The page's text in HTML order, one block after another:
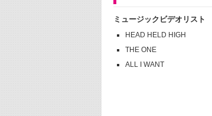
ミュージックビデオリスト
HEAD HELD HIGH
THE ONE
ALL I WANT